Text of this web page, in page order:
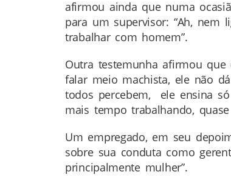
afirmou ainda que numa
para um supervisor: “Ah,
trabalhar com homem”.
Outra testemunha afirmou
falar meio machista, ele não
todos percebem, ele ensina
mais tempo trabalhando,
Um empregado, em seu
sobre sua conduta como
principalmente mulher”.